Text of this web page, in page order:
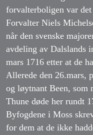
forvalterboligen var
Forvalter Niels
når den svenske
avdeling av Dalslands
mars 1716 etter at de
Allerede den 26.mars,
og løytnant Been, som
Thune døde her rundt
Byfogdene i Moss
for dem at de ikke